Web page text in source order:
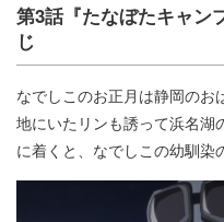
第3話『たなぼたキャン
じ
なでしこのお正月は静岡のお
地にいたリンも誘って浜名湖
に着くと、なでしこの幼馴染